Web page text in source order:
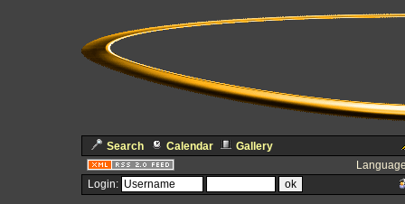
Search Calendar
Gallery
Login: